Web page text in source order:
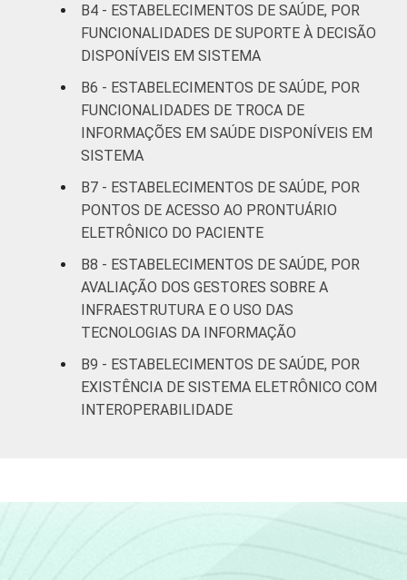
B4 - ESTABELECIMENTOS DE SAÚDE, POR
FUNCIONALIDADES DE SUPORTE À DECISÃO
DISPONÍVEIS EM SISTEMA
B6 - ESTABELECIMENTOS DE SAÚDE, POR
FUNCIONALIDADES DE TROCA DE
INFORMAÇÕES EM SAÚDE DISPONÍVEIS EM
SISTEMA
B7 - ESTABELECIMENTOS DE SAÚDE, POR
PONTOS DE ACESSO AO PRONTUÁRIO
ELETRÔNICO DO PACIENTE
B8 - ESTABELECIMENTOS DE SAÚDE, POR
AVALIAÇÃO DOS GESTORES SOBRE A
INFRAESTRUTURA E O USO DAS
TECNOLOGIAS DA INFORMAÇÃO
B9 - ESTABELECIMENTOS DE SAÚDE, POR
EXISTÊNCIA DE SISTEMA ELETRÔNICO COM
INTEROPERABILIDADE